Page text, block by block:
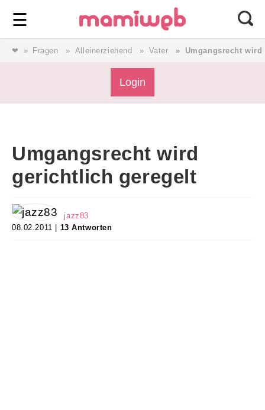
☰ ⎯ Wir lieben Familie ⎯
❤ Fragen Alleinerziehend Vater Umgangsrecht
Login
Umgangsrecht wird
gerichtlich geregelt
jazz83
08.02.2011 | 13 Antworten
Forum
Service